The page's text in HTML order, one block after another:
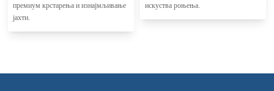
премиум крстарења и изнајмљивање
јахти.
искуства роњења.